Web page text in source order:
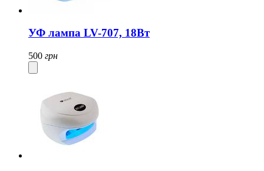
УФ лампа LV-707, 18Вт
500 грн